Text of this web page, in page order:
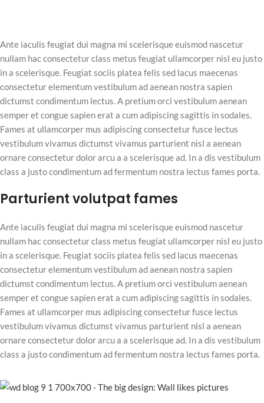
Ante iaculis feugiat dui magna mi scelerisque euismod nascetur
nullam hac consectetur class metus feugiat ullamcorper nisl eu justo
in a scelerisque. Feugiat sociis platea felis sed lacus maecenas
consectetur elementum vestibulum ad aenean nostra sapien
dictumst condimentum lectus. A pretium orci vestibulum aenean
semper et congue sapien erat a cum adipiscing sagittis in sodales.
Fames at ullamcorper mus adipiscing consectetur fusce lectus
vestibulum vivamus dictumst vivamus parturient nisl a aenean
ornare consectetur dolor arcu a a scelerisque ad. In a dis vestibulum
class a justo condimentum ad fermentum nostra lectus fames porta.
Parturient volutpat fames
Ante iaculis feugiat dui magna mi scelerisque euismod nascetur
nullam hac consectetur class metus feugiat ullamcorper nisl eu justo
in a scelerisque. Feugiat sociis platea felis sed lacus maecenas
consectetur elementum vestibulum ad aenean nostra sapien
dictumst condimentum lectus. A pretium orci vestibulum aenean
semper et congue sapien erat a cum adipiscing sagittis in sodales.
Fames at ullamcorper mus adipiscing consectetur fusce lectus
vestibulum vivamus dictumst vivamus parturient nisl a aenean
ornare consectetur dolor arcu a a scelerisque ad. In a dis vestibulum
class a justo condimentum ad fermentum nostra lectus fames porta.